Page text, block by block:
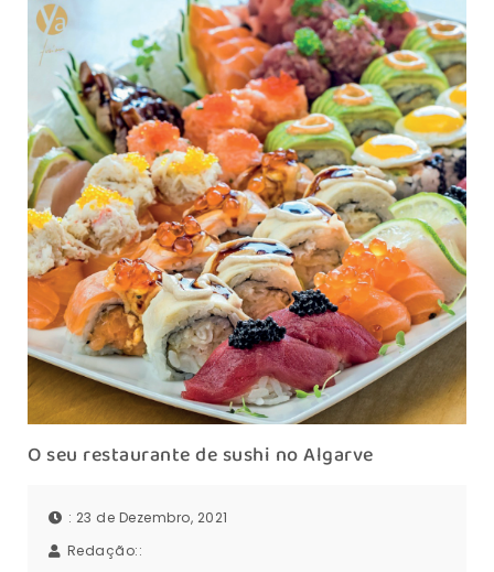
O seu restaurante de sushi no Algarve
: 23 de Dezembro, 2021
Redação::